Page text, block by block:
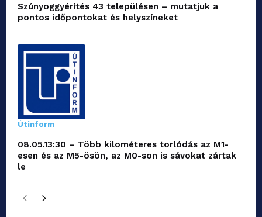
Szúnyoggyérítés 43 településen – mutatjuk a
pontos időpontokat és helyszíneket
Útinform
08.05.13:30 – Több kilométeres torlódás az M1-
esen és az M5-ösön, az M0-son is sávokat zártak
le